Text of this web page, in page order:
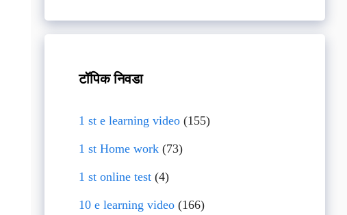
टॉपिक निवडा
1 st e learning video (155)
1 st Home work (73)
1 st online test (4)
10 e learning video (166)